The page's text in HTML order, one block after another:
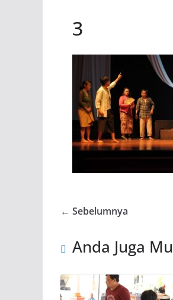
3
← Sebelumnya
Anda Juga